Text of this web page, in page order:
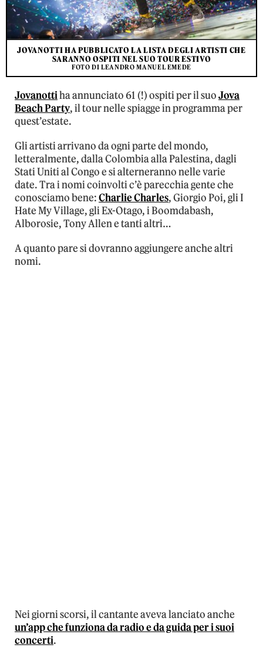
JOVANOTTI HA PUBBLICATO LA LISTA DEGLI ARTISTI CHE
SARANNO OSPITI NEL SUO TOUR ESTIVO
FOTO DI LEANDRO MANUEL EMEDE
Jovanottiha annunciato 61 (!) ospiti per il suoJova
Beach Party, il tour nelle spiagge in programma per
quest’estate.
Gli artisti arrivano da ogni parte del mondo,
letteralmente, dalla Colombia alla Palestina, dagli
Stati Uniti al Congo e si alterneranno nelle varie
date. Tra i nomi coinvolti c’è parecchia gente che
conosciamo bene:Charlie Charles, Giorgio Poi, gli I
Hate My Village, gli Ex-Otago, i Boomdabash,
Alborosie, Tony Allen e tanti altri…
A quanto pare si dovranno aggiungere anche altri
nomi.
Nei giorni scorsi, il cantante aveva lanciato anche
un’app che funziona da radio e da guida per i suoi
concerti.